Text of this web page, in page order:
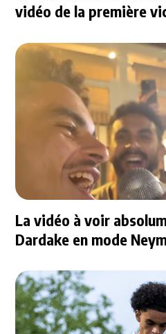
vidéo de la première
La vidéo à voir
Dardake en mode